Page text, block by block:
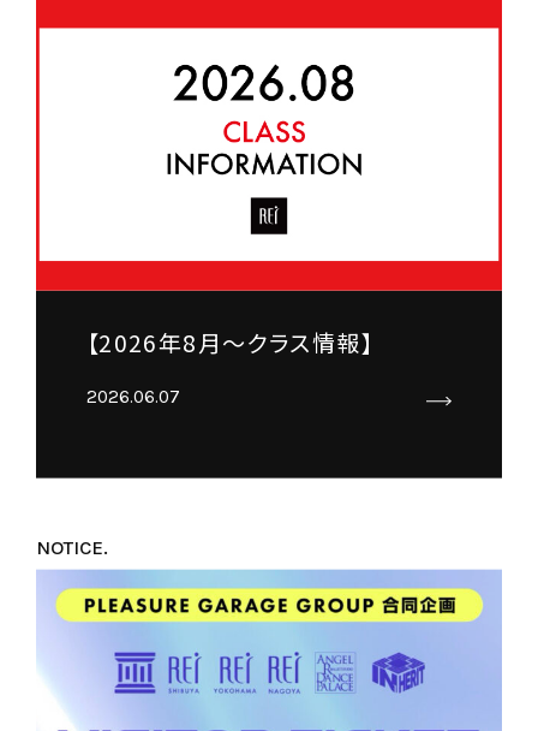
【2026年8月～クラス情報】
2026.06.07
NOTICE.